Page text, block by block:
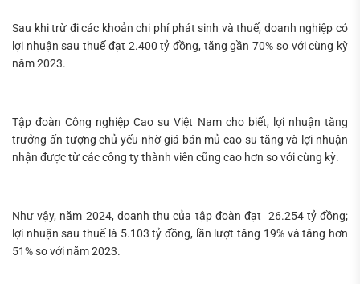
Sau khi trừ đi các khoản chi phí phát sinh và thuế, doanh nghiệp có
lợi nhuận sau thuế đạt 2.400 tỷ đồng, tăng gần 70% so với cùng kỳ
năm 2023.
Tập đoàn Công nghiệp Cao su Việt Nam cho biết, lợi nhuận tăng
trưởng ấn tượng chủ yếu nhờ giá bán mủ cao su tăng và lợi nhuận
nhận được từ các công ty thành viên cũng cao hơn so với cùng kỳ.
Như vậy, năm 2024, doanh thu của tập đoàn đạt 26.254 tỷ đồng;
lợi nhuận sau thuế là 5.103 tỷ đồng, lần lượt tăng 19% và tăng hơn
51% so với năm 2023.